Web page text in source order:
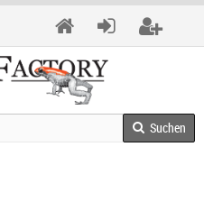
Suchen